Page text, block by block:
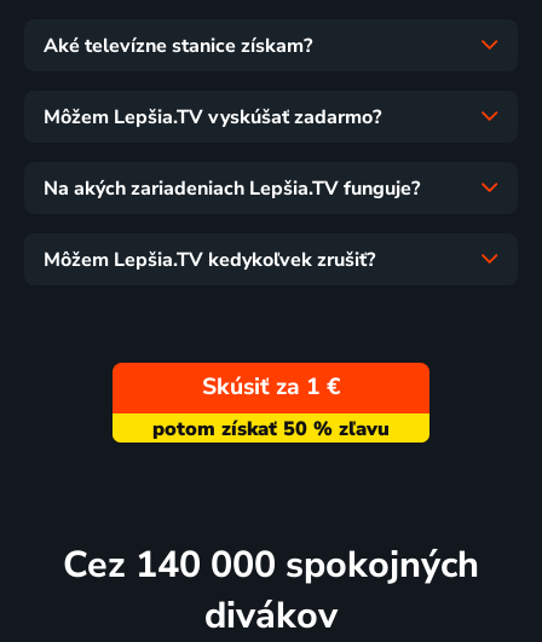
Aké televízne stanice získam?
Môžem Lepšia.TV vyskúšať zadarmo?
Na akých zariadeniach Lepšia.TV funguje?
Môžem Lepšia.TV kedykoľvek zrušiť?
Skúsiť za 1 €
Cez 140 000 spokojných
divákov